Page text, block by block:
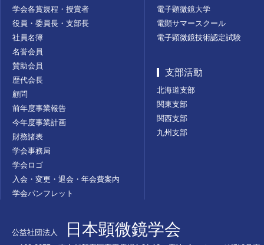
学会各賞規程・授賞者
役員・委員長・支部長
社員名簿
名誉会員
賛助会員
歴代会長
顧問
前年度事業報告
今年度事業計画
財務諸表
学会事務局
学会ロゴ
入会・変更・退会・年会費案内
学会パンフレット
電子顕微鏡大学
電顕サマースクール
電子顕微鏡技術認定試験
支部活動
北海道支部
関東支部
関西支部
九州支部
公益社団法人 日本顕微鏡学会